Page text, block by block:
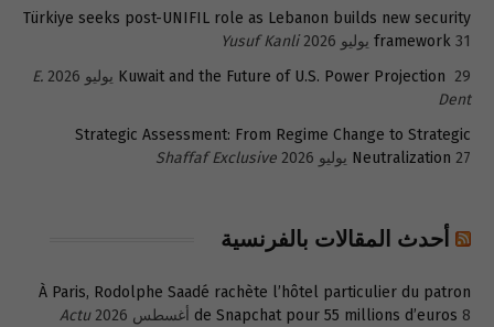
Türkiye seeks post-UNIFIL role as Lebanon builds new security
framework 31 يوليو 2026
Yusuf Kanli
Kuwait and the Future of U.S. Power Projection 29 يوليو 2026
E.
Dent
Strategic Assessment: From Regime Change to Strategic
Neutralization 27 يوليو 2026 Shaffaf Exclusive
أحدث المقالات بالفرنسية
À Paris, Rodolphe Saadé rachète l’hôtel particulier du patron
de Snapchat pour 55 millions d’euros 8 أغسطس 2026
Actu